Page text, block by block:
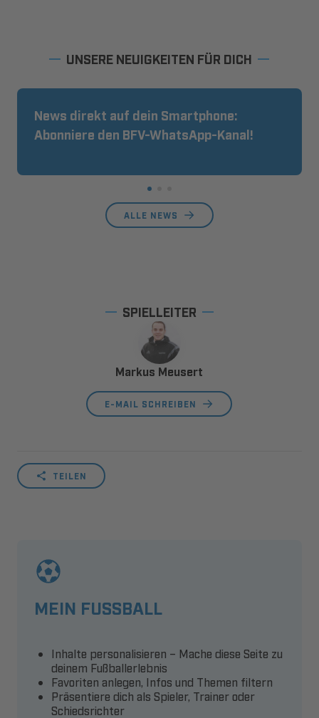
UNSERE NEUIGKEITEN FÜR DICH
News direkt auf dein Smartphone:
Abonniere den BFV-WhatsApp-Kanal!
ALLE NEWS
SPIELLEITER
Markus Meusert
E-MAIL SCHREIBEN
TEILEN
MEIN FUSSBALL
Inhalte personalisieren – Mache diese Seite zu
deinem Fußballerlebnis
Favoriten anlegen, Infos und Themen filtern
Präsentiere dich als Spieler, Trainer oder
Schiedsrichter